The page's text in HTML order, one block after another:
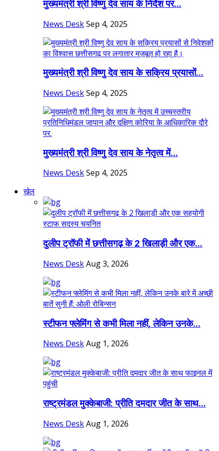
मुख्यमंत्री श्री विष्णु देव साय के निर्देश पर...
News DeskSep 4, 2025
मुख्यमंत्री श्री विष्णु देव साय के सक्रिय प्रयासों...
News DeskSep 4, 2025
मुख्यमंत्री श्री विष्णु देव साय के नेतृत्व में...
News DeskSep 4, 2025
खेल
दुलीप ट्रॉफी में छत्तीसगढ़ के 2 खिलाड़ी और एक...
News DeskAug 3, 2026
स्टीफन फ्लेमिंग से कभी मिला नहीं, लेकिन उनके...
News DeskAug 1, 2026
राष्ट्रमंडल मुक्केबाजी: प्रीति दमदार जीत के साथ...
News DeskAug 1, 2026